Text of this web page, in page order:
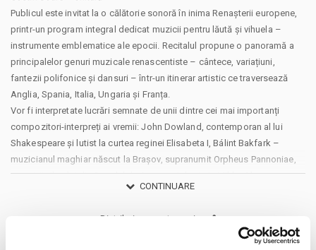
Publicul este invitat la o călătorie sonoră în inima Renașterii europene,
printr-un program integral dedicat muzicii pentru lăută și vihuela –
instrumente emblematice ale epocii. Recitalul propune o panoramă a
principalelor genuri muzicale renascentiste – cântece, variațiuni,
fantezii polifonice și dansuri – într-un itinerar artistic ce traversează
Anglia, Spania, Italia, Ungaria și Franța.
Vor fi interpretate lucrări semnate de unii dintre cei mai importanți
compozitori-interpreți ai vremii: John Dowland, contemporan al lui
Shakespeare și lutist la curtea reginei Elisabeta I, Bálint Bakfark –
muzicianul maghiar născut la Brașov, supranumit Orpheus Pannoniae,
maeștrii vihuelei din Secolul de Aur spaniol – Luis Milán, Alonso
Mudarra, Luys de Narváez – precum și celebrul Francesco da Milano,
Programul include piese celebre precum Flow My Tears sau The Woods
so Wild, variațiuni pe teme precum O, Gloriosa Domina și Conde Claros,
CONTINUARE
Distribuie aceasta pagina